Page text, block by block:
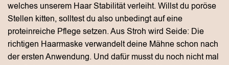
welches unserem Haar Stabilität verleiht. Willst du poröse
Stellen kitten, solltest du also unbedingt auf eine
proteinreiche Pflege setzen. Aus Stroh wird Seide: Die
richtigen Haarmaske verwandelt deine Mähne schon nach
der ersten Anwendung. Und dafür musst du noch nicht mal